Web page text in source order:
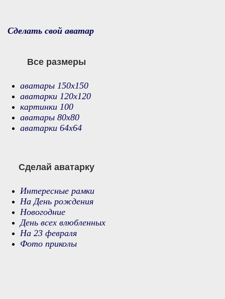
Сделать свой аватар
Все размеры
аватары 150х150
аватарки 120х120
картинки 100
аватары 80х80
аватарки 64х64
Сделай аватарку
Интересные рамки
На День рождения
Новогодние
День всех влюбленных
На 23 февраля
Фото приколы